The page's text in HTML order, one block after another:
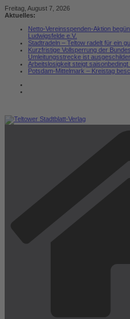
Zum
Inhalt
Freitag, August 7, 2026
Aktuelles:
Netto-Vereinsspenden-Aktion
Ludwigsfelde e.V.
Stadtradeln – Teltow radelt für ein
Kurzfristige Vollsperrung der
Umleitungsstrecke ist
Arbeitslosigkeit steigt saisonbedingt
Potsdam-Mittelmark – Kreistag